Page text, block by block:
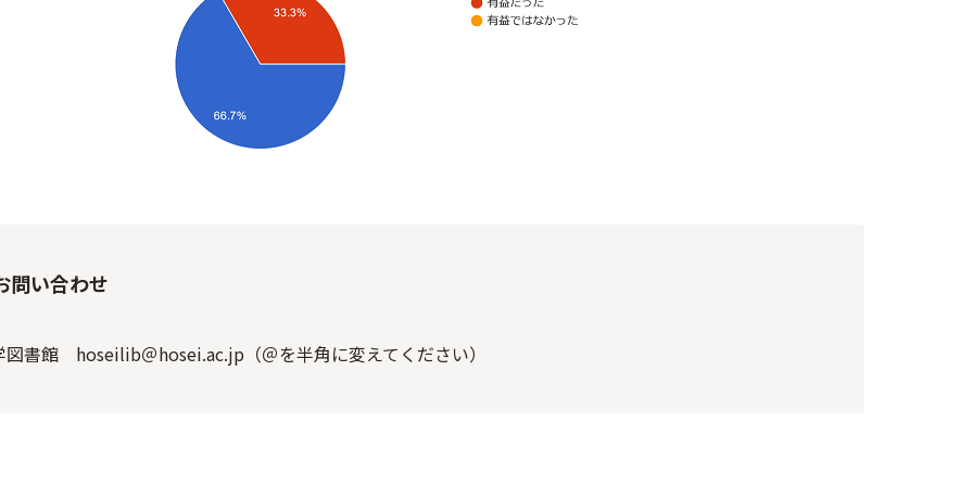
問い合わせ
図書館 hoseilib＠hosei.ac.jp（＠を半角に変えてください）